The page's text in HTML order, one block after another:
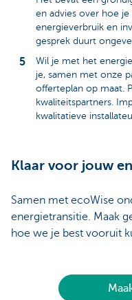
en advies over hoe
energieverbruik en
gesprek duurt
Wil je met het
je, samen met onze
offerteplan op maat.
kwaliteitspartners.
kwalitatieve
Klaar voor jouw
Samen met ecoWise
energietransitie. Maak
hoe we je best vooruit